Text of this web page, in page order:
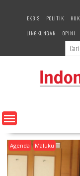
e
n
EKBIS
POLITIK
LINGKUNGAN
OPINI
Agenda Maluku